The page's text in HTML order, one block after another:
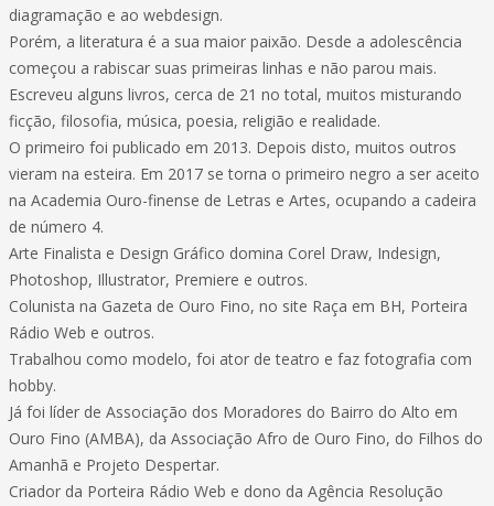
diagramação e ao webdesign.
Porém, a literatura é a sua maior paixão. Desde a adolescência
começou a rabiscar suas primeiras linhas e não parou mais.
Escreveu alguns livros, cerca de 21 no total, muitos misturando
ficção, filosofia, música, poesia, religião e realidade.
O primeiro foi publicado em 2013. Depois disto, muitos outros
vieram na esteira. Em 2017 se torna o primeiro negro a ser aceito
na Academia Ouro-finense de Letras e Artes, ocupando a cadeira
de número 4.
Arte Finalista e Design Gráfico domina Corel Draw, Indesign,
Photoshop, Illustrator, Premiere e outros.
Colunista na Gazeta de Ouro Fino, no site Raça em BH, Porteira
Rádio Web e outros.
Trabalhou como modelo, foi ator de teatro e faz fotografia com
hobby.
Já foi líder de Associação dos Moradores do Bairro do Alto em
Ouro Fino (AMBA), da Associação Afro de Ouro Fino, do Filhos do
Amanhã e Projeto Despertar.
Criador da Porteira Rádio Web e dono da Agência Resolução